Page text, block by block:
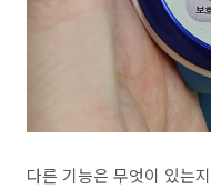
다른 기능은 무엇이 있는